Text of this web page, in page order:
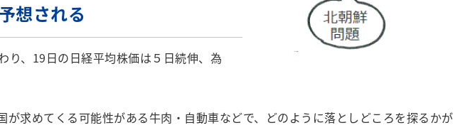
想される
、19日の日経平均株価は５日続伸、為
求めてくる可能性がある牛肉・自動車などで、どのように落としどころを探るかが